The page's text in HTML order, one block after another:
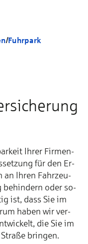
/Fuhrpark
Ih­rer Fir­men­
für den Er­
an Ih­ren Fahr­zeu­
be­­hin­­dern oder so­­
ist, dass Sie im
ha­ben wir ver­­
die Sie im
brin­­gen.